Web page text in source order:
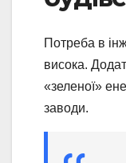
Потреба в
висока.
«зеленої»
заводи.